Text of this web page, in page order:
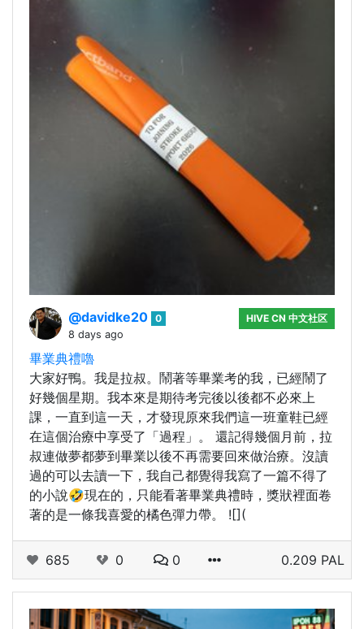
@davidke20 0
8 days ago
HIVE CN 中文社区
畢業典禮嚕
大家好鴨。我是拉叔。鬧著等畢業考的我，已經鬧了
好幾個星期。我本來是期待考完後以後都不必來上
課，一直到這一天，才發現原來我們這一班童鞋已經
在這個治療中享受了「過程」。 還記得幾個月前，拉
叔連做夢都夢到畢業以後不再需要回來做治療。沒讀
過的可以去讀一下，我自己都覺得我寫了一篇不得了
的小說🤣現在的，只能看著畢業典禮時，獎狀裡面卷
著的是一條我喜愛的橘色彈力帶。 ![](
685 0 0 0.209 PAL